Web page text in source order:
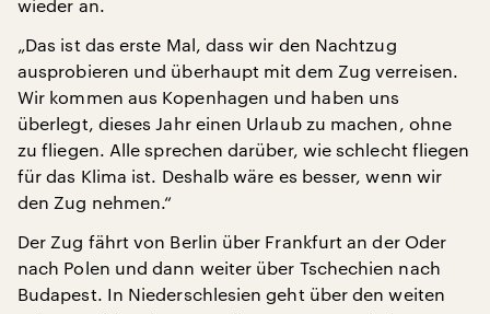
wieder an.
„Das ist das erste Mal, dass wir den Nachtzug
ausprobieren und überhaupt mit dem Zug verreisen.
Wir kommen aus Kopenhagen und haben uns
überlegt, dieses Jahr einen Urlaub zu machen, ohne
zu fliegen. Alle sprechen darüber, wie schlecht fliegen
für das Klima ist. Deshalb wäre es besser, wenn wir
den Zug nehmen.“
Der Zug fährt von Berlin über Frankfurt an der Oder
nach Polen und dann weiter über Tschechien nach
Budapest. In Niederschlesien geht über den weiten